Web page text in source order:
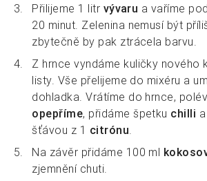
Přilijeme 1 litr vývaru a vaříme
20 minut. Zelenina nemusí být
zbytečně by pak ztrácela barvu.
Z hrnce vyndáme kuličky nového
listy. Vše přelijeme do mixéru a
dohladka. Vrátíme do hrnce,
opepříme, přidáme špetku chilli
šťávou z 1 citrónu
Na závěr přidáme 100 ml
zjemnění chuti.